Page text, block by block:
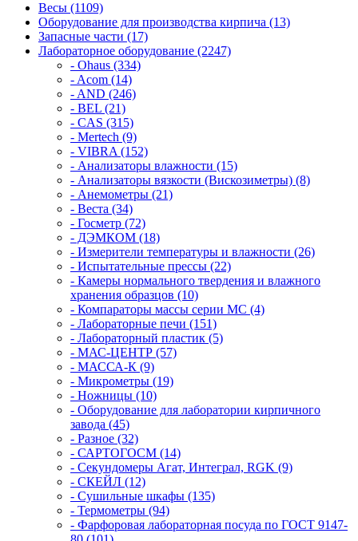
Весы (1109)
Оборудование для производства кирпича (13)
Запасные части (17)
Лабораторное оборудование (2247)
- Ohaus (334)
- Acom (14)
- AND (246)
- BEL (21)
- CAS (315)
- Mertech (9)
- VIBRA (152)
- Анализаторы влажности (15)
- Анализаторы вязкости (Вискозиметры) (8)
- Анемометры (21)
- Веста (34)
- Госметр (72)
- ДЭМКОМ (18)
- Измерители температуры и влажности (26)
- Испытательные прессы (22)
- Камеры нормального твердения и влажного
хранения образцов (10)
- Компараторы массы серии MC (4)
- Лабораторные печи (151)
- Лабораторный пластик (5)
- МАС-ЦЕНТР (57)
- МАССА-К (9)
- Микрометры (19)
- Ножницы (10)
- Оборудование для лаборатории кирпичного
завода (45)
- Разное (32)
- САРТОГОСМ (14)
- Секундомеры Агат, Интеграл, RGK (9)
- СКЕЙЛ (12)
- Сушильные шкафы (135)
- Термометры (94)
- Фарфоровая лабораторная посуда по ГОСТ 9147-